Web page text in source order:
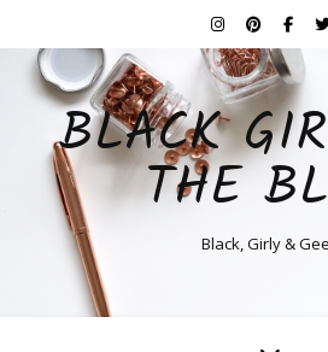
BLACK
THE
Black, Girly &